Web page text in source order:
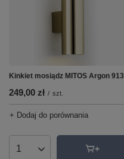
Kinkiet mosiądz MITOS Argon 913
249,00 zł / szt.
+ Dodaj do porównania
Ilość produktów